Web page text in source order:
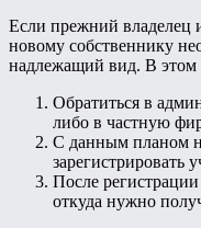
Если прежний владелец
новому собственнику
надлежащий вид. В этом
Обратиться в
либо в частную
С данным планом
зарегистрировать
После
откуда нужно